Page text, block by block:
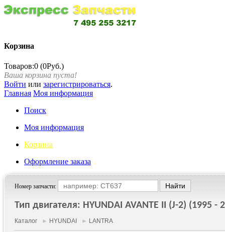
Корзина
Товаров:0 (0Руб.)
Ваша корзина пуста!
Войти или зарегистрироваться.
Главная Моя информация
Поиск
Моя информация
Корзина
Оформление заказа
Номер запчасти:
Тип двигателя: HYUNDAI AVANTE II (J-2) (1995 -
Каталог ► HYUNDAI ► LANTRA